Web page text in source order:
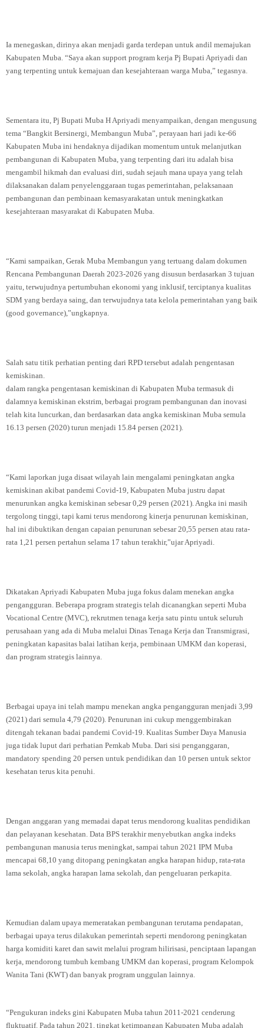
Ia menegaskan, dirinya akan menjadi garda terdepan untuk andil memajukan
Kabupaten Muba. “Saya akan support program kerja Pj Bupati Apriyadi dan
yang terpenting untuk kemajuan dan kesejahteraan warga Muba,” tegasnya.
Sementara itu, Pj Bupati Muba H Apriyadi menyampaikan, dengan mengusung
tema “Bangkit Bersinergi, Membangun Muba”, perayaan hari jadi ke-66
Kabupaten Muba ini hendaknya dijadikan momentum untuk melanjutkan
pembangunan di Kabupaten Muba, yang terpenting dari itu adalah bisa
mengambil hikmah dan evaluasi diri, sudah sejauh mana upaya yang telah
dilaksanakan dalam penyelenggaraan tugas pemerintahan, pelaksanaan
pembangunan dan pembinaan kemasyarakatan untuk meningkatkan
kesejahteraan masyarakat di Kabupaten Muba.
“Kami sampaikan, Gerak Muba Membangun yang tertuang dalam dokumen
Rencana Pembangunan Daerah 2023-2026 yang disusun berdasarkan 3 tujuan
yaitu, terwujudnya pertumbuhan ekonomi yang inklusif, terciptanya kualitas
SDM yang berdaya saing, dan terwujudnya tata kelola pemerintahan yang baik
(good governance),”ungkapnya.
Salah satu titik perhatian penting dari RPD tersebut adalah pengentasan
kemiskinan.
dalam rangka pengentasan kemiskinan di Kabupaten Muba termasuk di
dalamnya kemiskinan ekstrim, berbagai program pembangunan dan inovasi
telah kita luncurkan, dan berdasarkan data angka kemiskinan Muba semula
16.13 persen (2020) turun menjadi 15.84 persen (2021).
“Kami laporkan juga disaat wilayah lain mengalami peningkatan angka
kemiskinan akibat pandemi Covid-19, Kabupaten Muba justru dapat
menurunkan angka kemiskinan sebesar 0,29 persen (2021). Angka ini masih
tergolong tinggi, tapi kami terus mendorong kinerja penurunan kemiskinan,
hal ini dibuktikan dengan capaian penurunan sebesar 20,55 persen atau rata-
rata 1,21 persen pertahun selama 17 tahun terakhir,”ujar Apriyadi.
Dikatakan Apriyadi Kabupaten Muba juga fokus dalam menekan angka
pengangguran. Beberapa program strategis telah dicanangkan seperti Muba
Vocational Centre (MVC), rekrutmen tenaga kerja satu pintu untuk seluruh
perusahaan yang ada di Muba melalui Dinas Tenaga Kerja dan Transmigrasi,
peningkatan kapasitas balai latihan kerja, pembinaan UMKM dan koperasi,
dan program strategis lainnya.
Berbagai upaya ini telah mampu menekan angka pengangguran menjadi 3,99
(2021) dari semula 4,79 (2020). Penurunan ini cukup menggembirakan
ditengah tekanan badai pandemi Covid-19. Kualitas Sumber Daya Manusia
juga tidak luput dari perhatian Pemkab Muba. Dari sisi penganggaran,
mandatory spending 20 persen untuk pendidikan dan 10 persen untuk sektor
kesehatan terus kita penuhi.
Dengan anggaran yang memadai dapat terus mendorong kualitas pendidikan
dan pelayanan kesehatan. Data BPS terakhir menyebutkan angka indeks
pembangunan manusia terus meningkat, sampai tahun 2021 IPM Muba
mencapai 68,10 yang ditopang peningkatan angka harapan hidup, rata-rata
lama sekolah, angka harapan lama sekolah, dan pengeluaran perkapita.
Kemudian dalam upaya memeratakan pembangunan terutama pendapatan,
berbagai upaya terus dilakukan pemerintah seperti mendorong peningkatan
harga komiditi karet dan sawit melalui program hilirisasi, penciptaan lapangan
kerja, mendorong tumbuh kembang UMKM dan koperasi, program Kelompok
Wanita Tani (KWT) dan banyak program unggulan lainnya.
“Pengukuran indeks gini Kabupaten Muba tahun 2011-2021 cenderung
fluktuatif. Pada tahun 2021, tingkat ketimpangan Kabupaten Muba adalah